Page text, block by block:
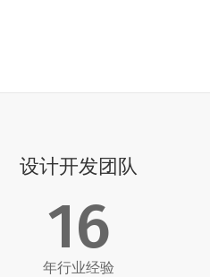
设计开发团队
16
年行业经验